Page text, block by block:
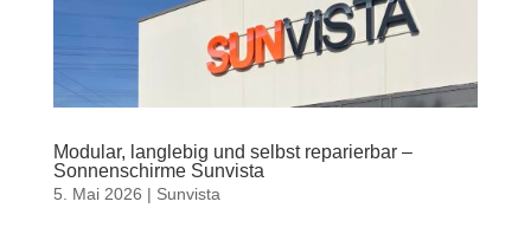
​Modular, langlebig und selbst reparierbar –
Sonnenschirme Sunvista
5. Mai 2026 | Sunvista